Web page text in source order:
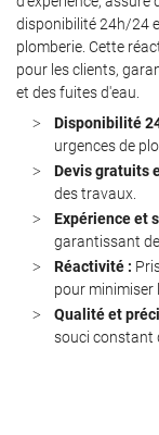
Accueil
Services
disponibilité 24h/24
plomberie. Cette
pour les clients,
et des fuites d'eau.
Disponibilité
urgences de
Devis gratuits
des travaux.
Expérience et
garantissant
Réactivité :
pour minimiser
Qualité et
souci constant